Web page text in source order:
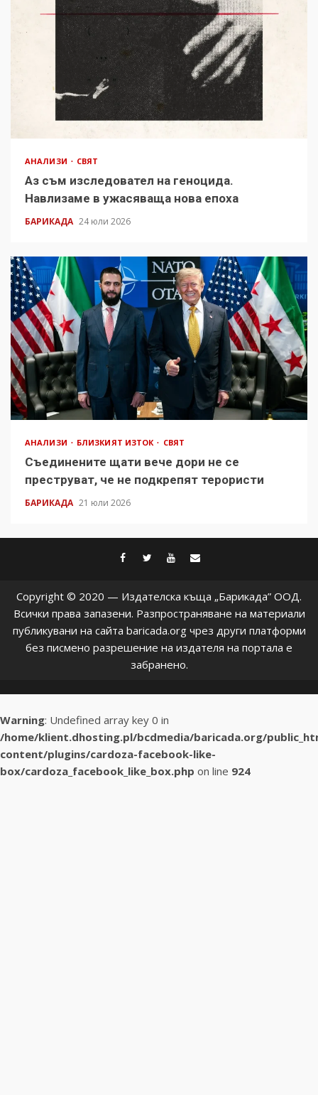
АНАЛИЗИ СВЯТ
Аз съм изследовател на геноцида.
Навлизаме в ужасяваща нова епоха
БАРИКАДА 24 юли 2026
АНАЛИЗИ БЛИЗКИЯТ ИЗТОК СВЯТ
Съединените щати вече дори не се
преструват, че не подкрепят терористи
БАРИКАДА 21 юли 2026
facebook
twitter
youtube
Copyright © 2020 — Издателска къща „Барикада” ООД.
Всички права запазени. Разпространяване на материали
публикувани на сайта baricada.org чрез други платформи
без писмено разрешение на издателя на портала е
забранено.
Warning: Undefined array key 0 in
/home/klient.dhosting.pl/bcdmedia/baricada.org/
content/plugins/cardoza-facebook-like-
box/cardoza_facebook_like_box.php on line 924